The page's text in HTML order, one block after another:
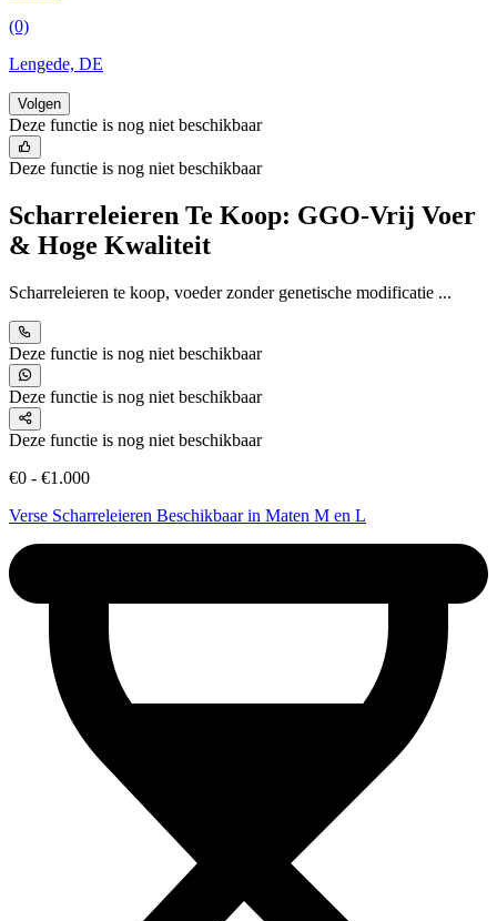
(0)
Lengede, DE
Volgen
Deze functie is nog niet beschikbaar
Deze functie is nog niet beschikbaar
Scharreleieren Te Koop: GGO-Vrij Voer
& Hoge Kwaliteit
Scharreleieren te koop, voeder zonder genetische modificatie ...
Deze functie is nog niet beschikbaar
Deze functie is nog niet beschikbaar
Deze functie is nog niet beschikbaar
€0 - €1.000
Verse Scharreleieren Beschikbaar in Maten M en L